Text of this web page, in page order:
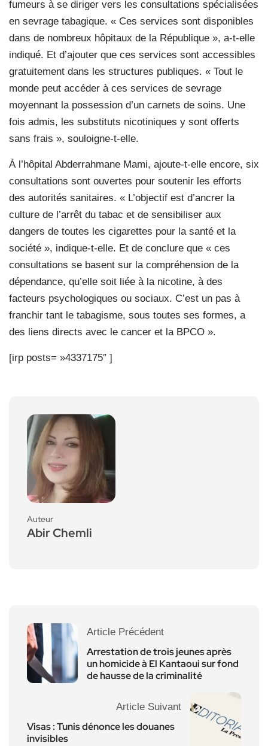
fumeurs à se diriger vers les consultations spécialisées
en sevrage tabagique. « Ces services sont disponibles
dans de nombreux hôpitaux de la République », a-t-elle
indiqué. Et d’ajouter que ces services sont accessibles
gratuitement dans les structures publiques. « Tout le
monde peut accéder à ces services de sevrage
moyennant la possession d’un carnets de soins. Une
fois admis, les substituts nicotiniques y sont offerts
sans frais », souloigne-t-elle.
À l’hôpital Abderrahmane Mami, ajoute-t-elle encore, six
consultations sont ouvertes pour soutenir les efforts
des autorités sanitaires. « L’objectif est d’ancrer la
culture de l’arrêt du tabac et de sensibiliser aux
dangers de toutes les cigarettes pour la santé et la
société », indique-t-elle. Et de conclure que « ces
consultations se basent sur la compréhension de la
dépendance, qu’elle soit liée à la nicotine, à des
facteurs psychologiques ou sociaux. C’est un pas à
franchir tant le tabagisme, sous toutes ses formes, a
des liens directs avec le cancer et la BPCO ».
[irp posts= »4337175″ ]
Auteur
Abir Chemli
Article Précédent
Arrestation de trois jeunes après
un homicide à El Kantaoui sur fond
de hausse de la criminalité
Article Suivant
Visas : Tunis dénonce les douanes
invisibles